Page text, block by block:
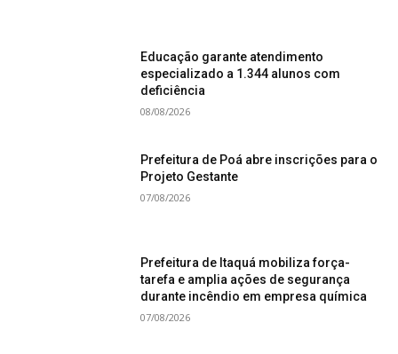
Educação garante atendimento
especializado a 1.344 alunos com
deficiência
08/08/2026
Prefeitura de Poá abre inscrições para o
Projeto Gestante
07/08/2026
Prefeitura de Itaquá mobiliza força-
tarefa e amplia ações de segurança
durante incêndio em empresa química
07/08/2026